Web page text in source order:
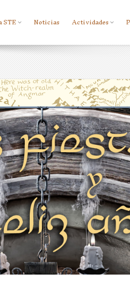
STE Noticias Actividades